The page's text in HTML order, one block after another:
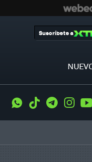
Suscríbete a
WhatsApp
Tiktok Telegram